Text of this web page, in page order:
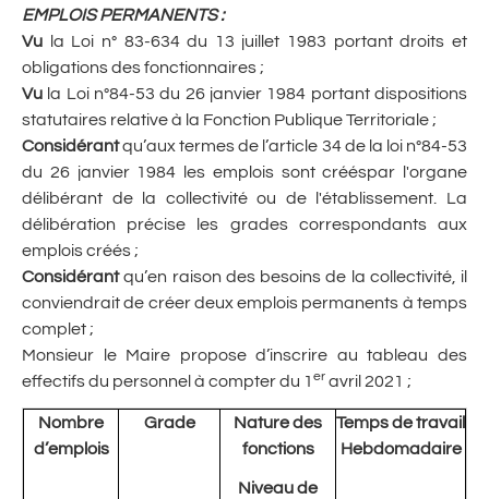
EMPLOIS PERMANENTS :
Vu la Loi n° 83-634 du 13 juillet 1983 portant droits et
obligations des fonctionnaires ;
Vu la Loi n°84-53 du 26 janvier 1984 portant dispositions
statutaires relative à la Fonction Publique Territoriale ;
Considérantqu’aux termes de l’article 34 de la loi n°84-53
du 26 janvier 1984 les emplois sont crééspar l'organe
délibérant de la collectivité ou de l'établissement. La
délibération précise les grades correspondants aux
emplois créés ;
Considérantqu’en raison des besoins de la collectivité, il
conviendrait de créer deux emplois permanents à temps
complet ;
Monsieur le Maire propose d’inscrire au tableau des
effectifs du personnel à compter du 1 er avril 2021 ;
Nombre
d’emplois
Grade
Nature des
fonctions
Niveau de
Temps de travail
Hebdomadaire